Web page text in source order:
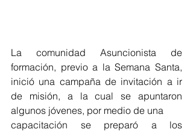
La comunidad Asuncionista de
formación, previo a la Semana Santa,
inició una campaña de invitación a ir
de misión, a la cual se apuntaron
algunos jóvenes, por medio de una
capacitación se preparó a los